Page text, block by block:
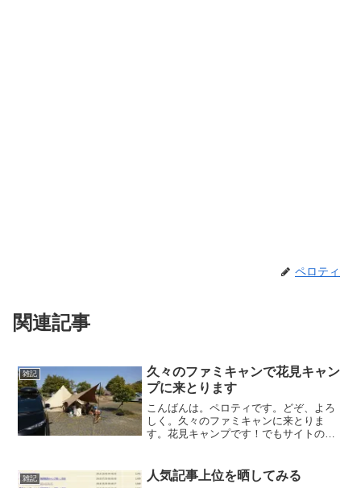
ペロティ
関連記事
雑記
久々のファミキャンで花見キャン
プに来とります
こんばんは。ペロティです。どぞ、よろ
しく。久々のファミキャンに来とりま
す。花見キャンプです！でもサイトの近
雑記 人気記事上位を晒してみる